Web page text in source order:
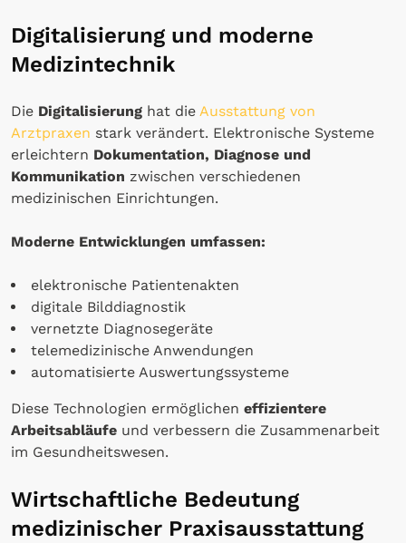
Digitalisierung und moderne
Medizintechnik
Die Digitalisierung hat die Ausstattung von
Arztpraxen stark verändert. Elektronische Systeme
erleichtern Dokumentation, Diagnose und
Kommunikation zwischen verschiedenen
medizinischen Einrichtungen.
Moderne Entwicklungen umfassen:
elektronische Patientenakten
digitale Bilddiagnostik
vernetzte Diagnosegeräte
telemedizinische Anwendungen
automatisierte Auswertungssysteme
Diese Technologien ermöglichen effizientere
Arbeitsabläufe und verbessern die Zusammenarbeit
im Gesundheitswesen.
Wirtschaftliche Bedeutung
medizinischer Praxisausstattung